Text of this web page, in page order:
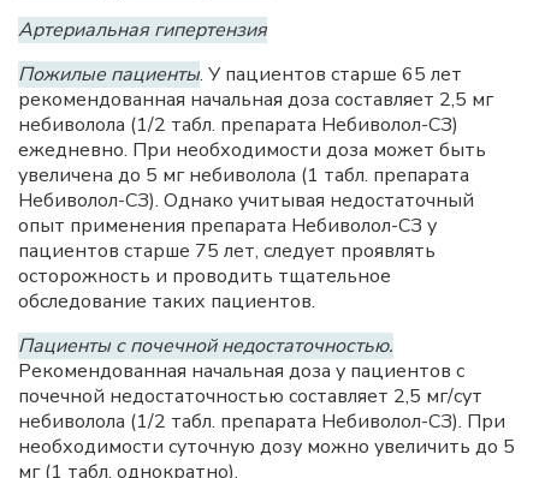
Артериальная гипертензия
Пожилые пациенты. У пациентов старше 65 лет
рекомендованная начальная доза составляет 2,5 мг
небиволола (1/2 табл. препарата Небиволол-СЗ)
ежедневно. При необходимости доза может быть
увеличена до 5 мг небиволола (1 табл. препарата
Небиволол-СЗ). Однако учитывая недостаточный
опыт применения препарата Небиволол-СЗ у
пациентов старше 75 лет, следует проявлять
осторожность и проводить тщательное
обследование таких пациентов.
Пациенты с почечной недостаточностью.
Рекомендованная начальная доза у пациентов с
почечной недостаточностью составляет 2,5 мг/сут
небиволола (1/2 табл. препарата Небиволол-СЗ). При
необходимости суточную дозу можно увеличить до 5
мг (1 табл. однократно).